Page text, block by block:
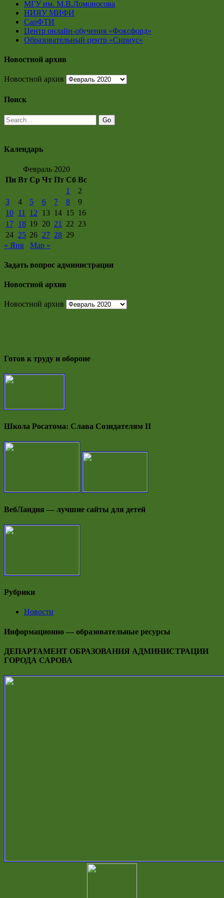
МГУ им. М.В.Ломоносова
НИЯУ МИФИ
СарФТИ
Центр онлайн-обучения «Фоксфорд»
Образовательный центр «Сириус»
Новостной архив
Новостной архив
Поиск
Календарь
Февраль 2020
Пн Вт Ср Чт Пт Сб Вс
1
2
3
4 5 6 7 8
9
10 11 12 13 14 15 16
17 18 19 20 21 22 23
24 25 26 27 28 29
« Янв
Мар »
Задать вопрос администрации
Новостной архив
Новостной архив
Готов к труду и обороне
Школа Росатома: Слава Созидателям II
ВебЛандия — лучшие сайты для детей
Рубрики
Новости
Информационно — образовательные ресурсы
ДЕПАРТАМЕНТ ОБРАЗОВАНИЯ АДМИНИСТРАЦИИ
ГОРОДА САРОВА